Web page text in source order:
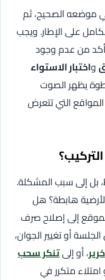
موضعه الصحيح، ثم
على الإطار. ويجب
من عدم وجود
واختبار الاستواء
يظهر الصوت
التي تتعرض
بل إلى سبب المشكلة.
هابطة؟ هل
إلى إصلاح صرف
أو تغيير الجوان،
، أو إلىتنكر سحب
متكرر في